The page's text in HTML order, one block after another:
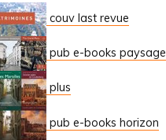
couv last revue
pub e-books paysage
plus
pub e-books horizon